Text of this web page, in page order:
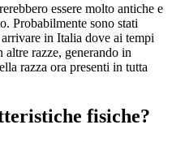
essere molto antiche e
Probabilmente sono stati
in Italia dove ai tempi
razze, generando in
razza ora presenti in tutta
fisiche?